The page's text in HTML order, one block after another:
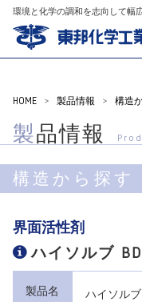
環境と化学の調和を志向して幅
HOME > 製品情報 > 構造
製品情報
構造から探す
界面活性剤
ハイソルブ
製品名 ハイソルブ